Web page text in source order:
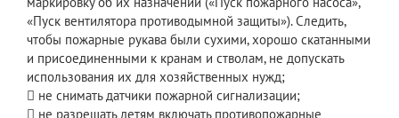
«Пуск вентилятора противодымной защиты»). Следить,
чтобы пожарные рукава были сухими, хорошо скатанными
и присоединенными к кранам и стволам, не допускать
использования их для хозяйственных нужд;
 не снимать датчики пожарной сигнализации;
 не разрешать детям включать противопожарные